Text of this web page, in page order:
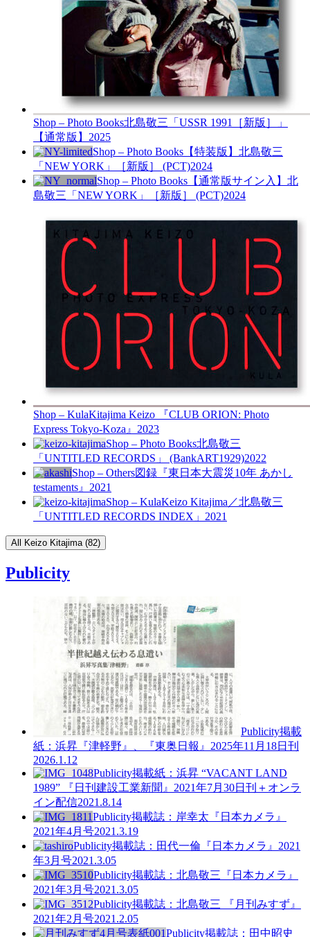
Shop – Photo Books北島敬三「USSR 1991［新版］」
【通常版】 2025
Shop – Photo Books 【特装版】北島敬三
「NEW YORK」［新版］ (PCT)2024
Shop – Photo Books 【通常版サイン入】北
島敬三「NEW YORK」［新版］ (PCT)2024
Shop – KulaKitajima Keizo 『CLUB ORION: Photo
Express Tokyo-Koza』 2023
Shop – Photo Books北島敬三
「UNTITLED RECORDS」 (BankART1929)2022
Shop – Others図録『東日本大震災10年 あかし
testaments』 2021
Shop – KulaKeizo Kitajima／北島敬三
「UNTITLED RECORDS INDEX」 2021
All Keizo Kitajima (82)
Publicity
Publicity掲載
紙：浜昇『津軽野』、『東奥日報』2025年11月18日刊
2026.1.12
Publicity掲載紙：浜昇 “VACANT LAND
1989” 『日刊建設工業新聞』2021年7月30日刊＋オンラ
イン配信2021.8.14
Publicity掲載誌：岸幸太『日本カメラ』
2021年4月号2021.3.19
Publicity掲載誌：田代一倫『日本カメラ』2021
年3月号2021.3.05
Publicity掲載誌：北島敬三『日本カメラ』
2021年3月号2021.3.05
Publicity掲載誌：北島敬三 『月刊みすず』
2021年2月号2021.2.05
Publicity掲載誌：田中昭史